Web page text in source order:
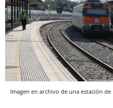
Imagen en archivo de una estación de